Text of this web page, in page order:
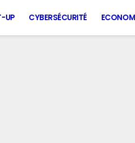
UP CYBERSÉCURITÉ